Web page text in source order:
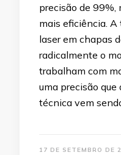
precisão de 99%,
mais eficiência.
laser em chapas
radicalmente o
trabalham com
uma precisão
técnica vem
17 DE SETEMBRO DE